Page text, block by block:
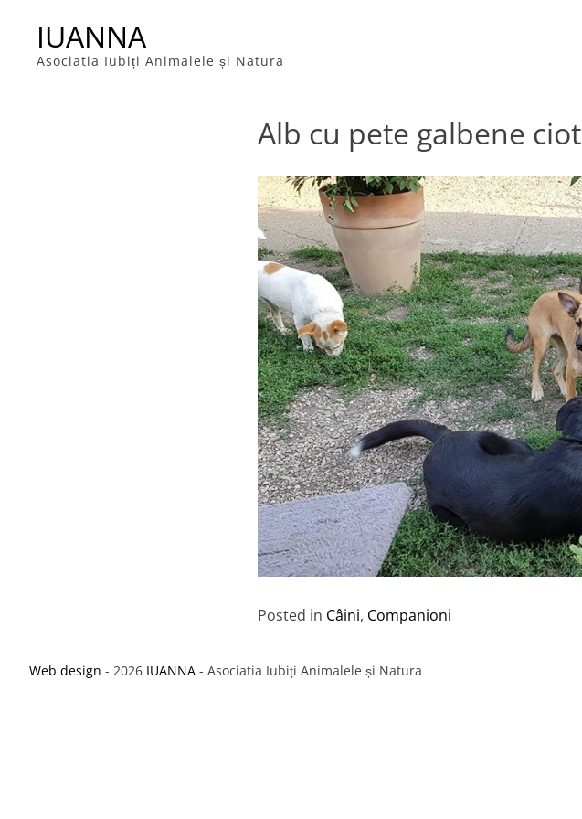
contentIUANNA
Asociatia Iubiți Animalele și Natura
Alb cu pete galbene ciot
Posted in Câini, Companioni
Web design - 2026 IUANNA - Asociatia Iubiți Animalele și Natura